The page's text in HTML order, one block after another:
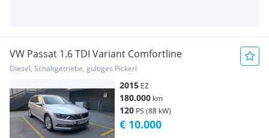
VW Passat 1.6 TDI Variant Comfortline
Diesel, Schaltgetriebe, gültiges Pickerl
2015 EZ
180.000 km
120 PS (88 kW)
€ 10.000